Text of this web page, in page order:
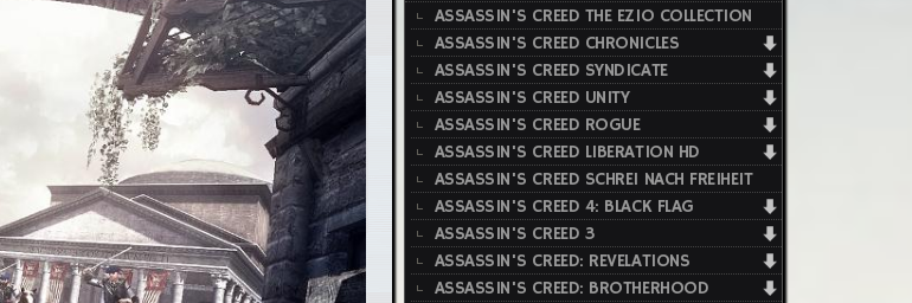
ASSASSIN'S CREED THE EZIO COLLECTION
ASSASSIN'S CREED CHRONICLES
ASSASSIN'S CREED SYNDICATE
ASSASSIN'S CREED UNITY
ASSASSIN'S CREED ROGUE
ASSASSIN'S CREED LIBERATION HD
ASSASSIN'S CREED SCHREI NACH FREIHEIT
ASSASSIN'S CREED 4: BLACK FLAG
ASSASSIN'S CREED 3
ASSASSIN'S CREED: REVELATIONS
ASSASSIN'S CREED: BROTHERHOOD